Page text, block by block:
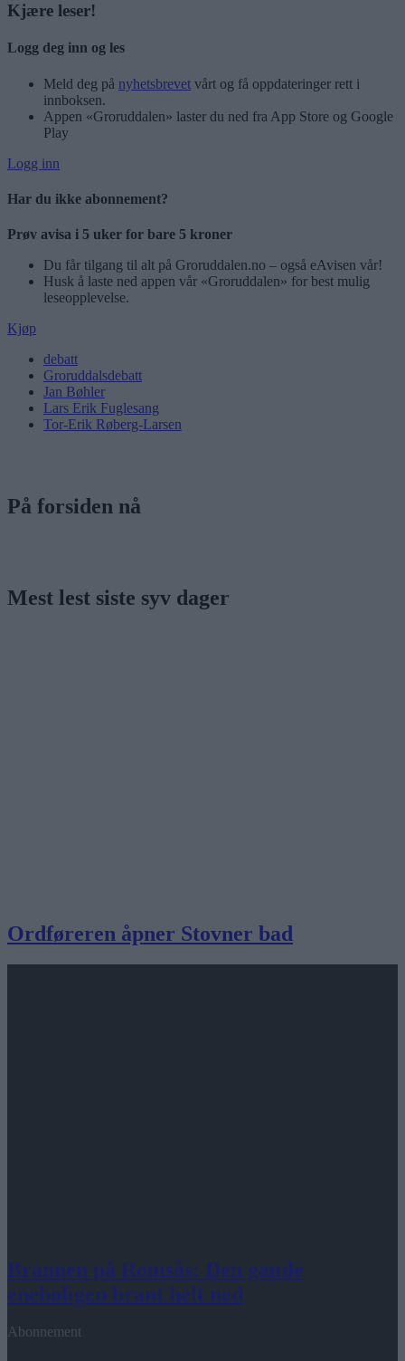
Kjære leser!
Logg deg inn og les
Meld deg på nyhetsbrevet vårt og få oppdateringer rett i
innboksen.
Appen «Groruddalen» laster du ned fra App Store og Google
Play
Logg inn
Har du ikke abonnement?
Prøv avisa i 5 uker for bare 5 kroner
Du får tilgang til alt på Groruddalen.no – også eAvisen vår!
Husk å laste ned appen vår «Groruddalen» for best mulig
leseopplevelse.
Kjøp
debatt
Groruddalsdebatt
Jan Bøhler
Lars Erik Fuglesang
Tor-Erik Røberg-Larsen
På forsiden nå
Mest lest siste syv dager
Ordføreren åpner Stovner bad
Brannen på Romsås: Den gamle
eneboligen brant helt ned
Abonnement